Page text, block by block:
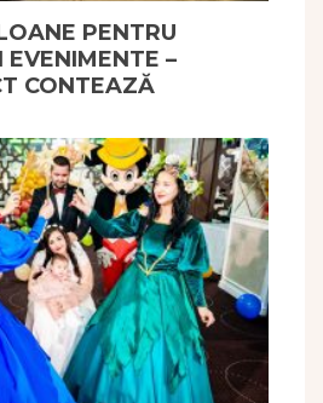
PENTRU
EVENIMENTE –
CONTEAZĂ